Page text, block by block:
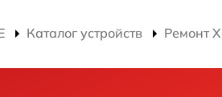
Каталог устройств Ремонт